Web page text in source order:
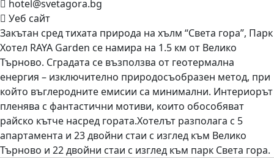
hotel@svetagora.bg
Уеб сайт
Закътан сред тихата природа на хълм “Света гора”, Парк
Хотел RAYA Garden се намира на 1.5 км от Велико
Търново. Сградата се възползва от геотермална
енергия – изключително природосъобразен метод, при
който въглеродните емисии са минимални. Интериорът
пленява с фантастични мотиви, които обособяват
райско кътче насред гората.Хотелът разполага с 5
апартамента и 23 двойни стаи с изглед към Велико
Търново и 22 двойни стаи с изглед към парк Света гора.